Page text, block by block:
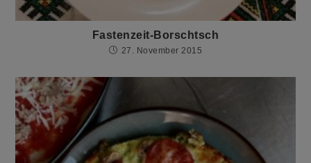
Fastenzeit-Borschtsch
27. November 2015